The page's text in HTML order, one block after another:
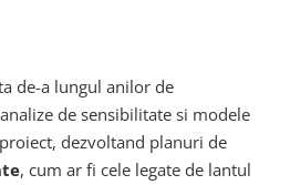
de-a lungul anilor de
de sensibilitate si modele
dezvoltand planuri de
, cum ar fi cele legate de lantul